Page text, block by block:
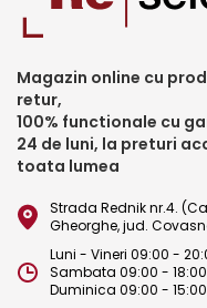
Magazin online cu
retur,
100% functionale cu
24 de luni, la preturi
toata lumea
Strada Rednik nr.4.
Gheorghe, jud.
Luni - Vineri 09:00 -
Sambata 09:00 - 18:00
Duminica 09:00 - 15:00